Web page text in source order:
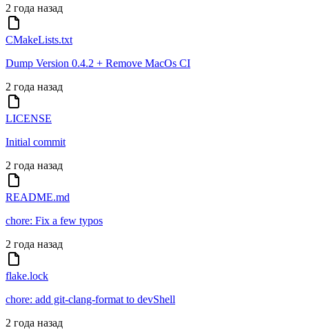
2 года назад
CMakeLists.txt
Dump Version 0.4.2 + Remove MacOs CI
2 года назад
LICENSE
Initial commit
2 года назад
README.md
chore: Fix a few typos
2 года назад
flake.lock
chore: add git-clang-format to devShell
2 года назад